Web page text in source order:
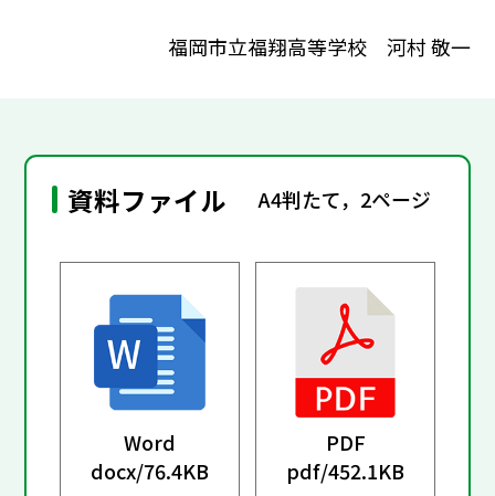
福岡市立福翔高等学校 河村 敬一
資料ファイル A4判たて，2ページ
Word
docx/76.4KB
PDF
pdf/452.1KB